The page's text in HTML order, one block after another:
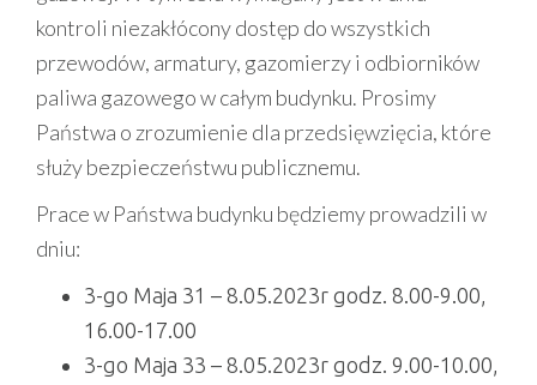
kontroli niezakłócony dostęp do wszystkich
przewodów, armatury, gazomierzy i odbiorników
paliwa gazowego w całym budynku. Prosimy
Państwa o zrozumienie dla przedsięwzięcia, które
służy bezpieczeństwu publicznemu.
Prace w Państwa budynku będziemy prowadzili w
dniu:
3-go Maja 31 – 8.05.2023r godz. 8.00-9.00,
16.00-17.00
3-go Maja 33 – 8.05.2023r godz. 9.00-10.00,